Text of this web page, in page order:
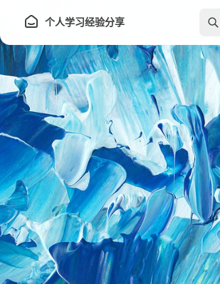
个人学习经验分享